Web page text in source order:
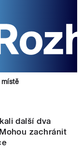
další dva
zachránit